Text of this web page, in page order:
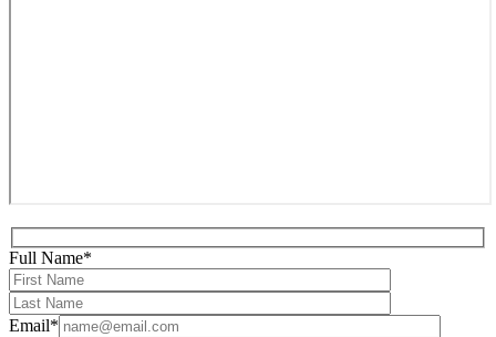
Full Name*
Email*